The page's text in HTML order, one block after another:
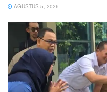
AGUSTUS 5, 2026